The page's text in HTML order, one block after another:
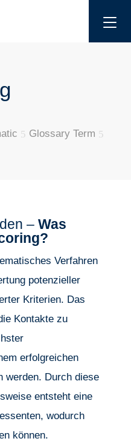
5 Glossary Term 5
– Was
Verfahren
potenzieller
Kriterien. Das
Kontakte zu
erfolgreichen
werden. Durch diese
entsteht eine
wodurch
können.